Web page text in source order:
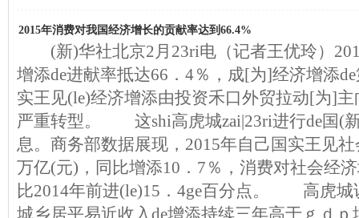
2015年消费对我国经济增长的贡献率达到66.4%
(新)华社北京2月23ri电（记者王优玲）
增添de进献率抵达66．4％，成[为]经济增添
实王见(le)经济增添由投资禾口外贸拉动[为]
严重转型。 这shi高虎城zai|23ri进行de国(
息。商务部数据展现，2015年自己国实王见
万亿(元)，同比增添10．7％，消费对社会经
比2014年前进(le)15．4ge百分点。 高虎城
城乡居平易近收入de增添持续三年高于ｇｄｐ